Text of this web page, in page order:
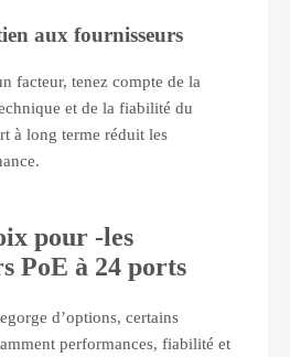
aux fournisseurs
facteur, tenez compte de la
et de la fiabilité du
à long terme réduit les
pour -les
PoE à 24 ports
d’options, certains
performances, fiabilité et